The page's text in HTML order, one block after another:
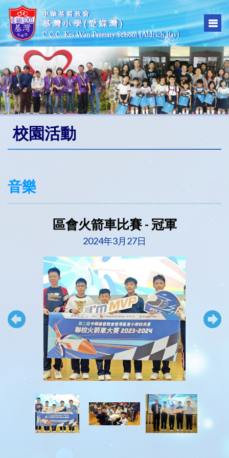
校園活動
音樂
區會火箭車比賽 - 冠軍
2024年3月27日